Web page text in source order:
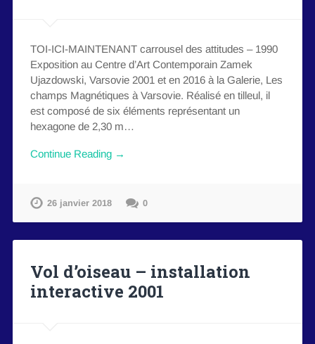
TOI-ICI-MAINTENANT carrousel des attitudes – 1990
Exposition au Centre d’Art Contemporain Zamek
Ujazdowski, Varsovie 2001 et en 2016 à la Galerie, Les
champs Magnétiques à Varsovie. Réalisé en tilleul, il
est composé de six éléments représentant un
hexagone de 2,30 m…
Continue Reading →
26 janvier 2018 0
Vol d’oiseau – installation
interactive 2001